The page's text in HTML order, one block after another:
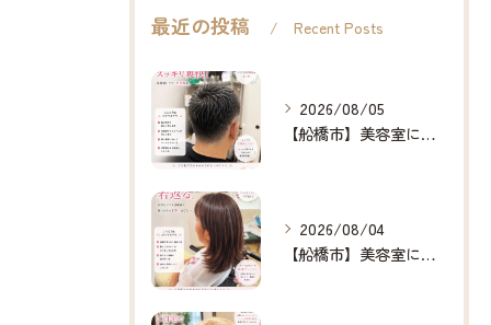
最近の投稿 Recent Posts
2026/08/05
【船橋市】美容室に行けない…をなくしたい✂️✨
2026/08/04
【船橋市】美容室に行けない…をなくしたい✂️✨